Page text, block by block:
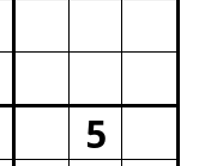
5